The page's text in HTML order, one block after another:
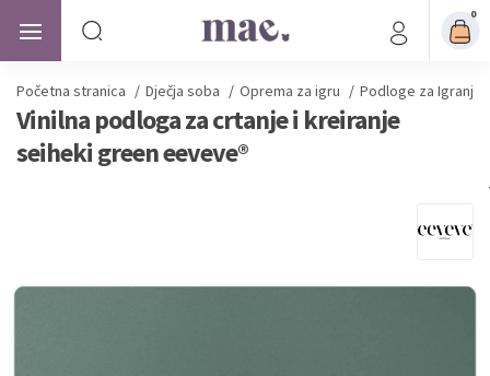
0
Početna stranica / Dječja soba / Oprema za igru / Podloge za Igranje
Vinilna podloga za crtanje i kreiranje
seiheki green eeveve®